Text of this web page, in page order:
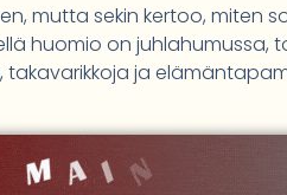
mutta sekin kertoo, miten
huomio on juhlahumussa,
takavarikkoja ja